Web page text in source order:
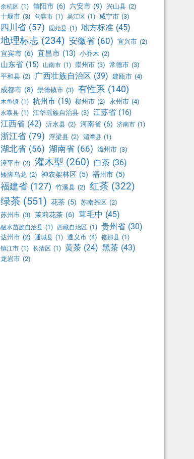
余杭区 (1) 信阳市 (6) 六安市 (9) 兴山县 (2)
十堰市 (3) 句容市 (1) 吴江区 (1) 咸宁市 (3)
四川省 (57) 固始县 (1) 地方标准 (45)
地理标志 (234) 安徽省 (60) 宜兴市 (2)
宜宾市 (6) 宜昌市 (13) 小乔木 (2)
山东省 (15) 山南市 (1) 崇州市 (3) 常德市 (3)
平和县 (2) 广西壮族自治区 (39) 建瓯市 (4)
成都市 (8) 景德镇市 (3) 有性系 (140)
木鱼镇 (1) 杭州市 (19) 柳州市 (2) 永州市 (4)
永泰县 (1) 江华瑶族自治县 (3) 江苏省 (16)
江西省 (42) 沂水县 (2) 河南省 (6) 济南市 (1)
浙江省 (79) 浮梁县 (2) 湄潭县 (1)
湖北省 (56) 湖南省 (66) 漳州市 (3)
漳平市 (2) 灌木型 (260) 白茶 (36)
矮脚乌龙 (2) 神农架林区 (5) 福州市 (5)
福建省 (127) 竹溪县 (2) 红茶 (322)
绿茶 (551) 花茶 (5) 苏南茶区 (2)
苏州市 (3) 茉莉花茶 (6) 茸毛中 (45)
融水苗族自治县 (1) 西藏自治区 (1) 贵州省 (30)
达州市 (2) 通城县 (1) 遵义市 (4) 错那县 (1)
镇江市 (1) 长清区 (1) 黄茶 (24) 黑茶 (43)
龙岩市 (2)